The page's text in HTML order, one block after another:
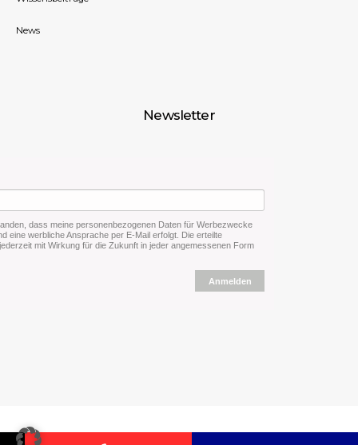
News
Newsletter
dass meine personenbezogenen Daten für Werbezwecke
eine werbliche Ansprache per E-Mail erfolgt. Die erteilte
mit Wirkung für die Zukunft in jeder angemessenen Form
Anmelden